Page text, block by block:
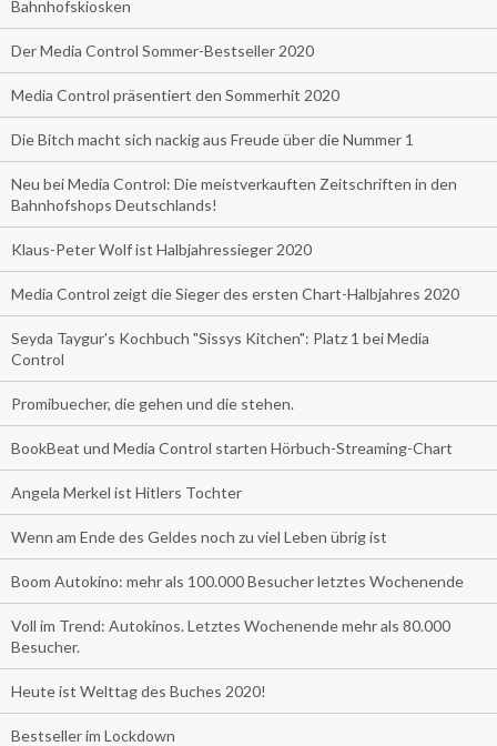
Bahnhofskiosken
Der Media Control Sommer-Bestseller 2020
Media Control präsentiert den Sommerhit 2020
Die Bitch macht sich nackig aus Freude über die Nummer 1
Neu bei Media Control: Die meistverkauften Zeitschriften in den
Bahnhofshops Deutschlands!
Klaus-Peter Wolf ist Halbjahressieger 2020
Media Control zeigt die Sieger des ersten Chart-Halbjahres 2020
Seyda Taygur's Kochbuch "Sissys Kitchen": Platz 1 bei Media
Control
Promibuecher, die gehen und die stehen.
BookBeat und Media Control starten Hörbuch-Streaming-Chart
Angela Merkel ist Hitlers Tochter
Wenn am Ende des Geldes noch zu viel Leben übrig ist
Boom Autokino: mehr als 100.000 Besucher letztes Wochenende
Voll im Trend: Autokinos. Letztes Wochenende mehr als 80.000
Besucher.
Heute ist Welttag des Buches 2020!
Bestseller im Lockdown